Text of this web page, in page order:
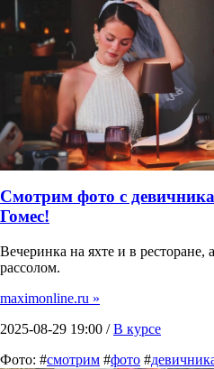
Смотрим фото с
Гомес!
Вечеринка на яхте и в
рассолом.
maximonline.ru »
2025-08-29 19:00 /В курсе
Фото: #смотрим #фото #